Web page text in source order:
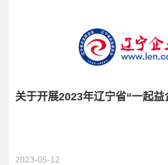
2023-05-12